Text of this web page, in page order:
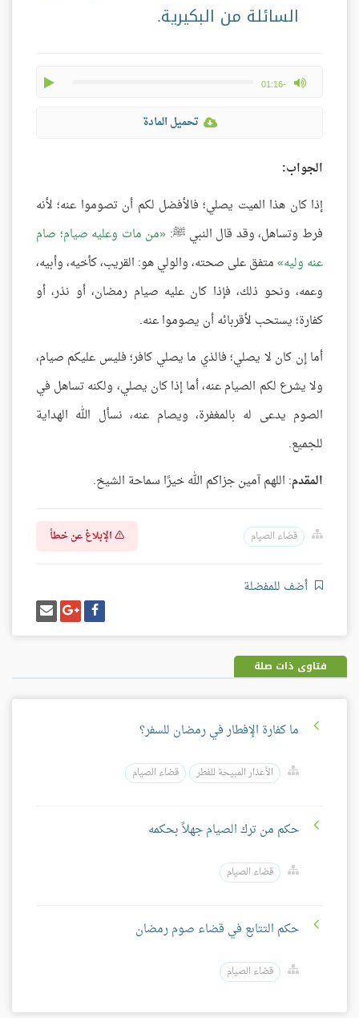
السائلة من البكيرية.
-01:16
max volume
تحميل المادة
الجواب:
إذا كان هذا الميت يصلي؛ فالأفضل لكم أن تصوموا عنه؛ لأنه
فرط وتساهل، وقد قال النبي ﷺ: من مات وعليه صيام؛ صام
عنه وليه متفق على صحته، والولي هو: القريب، كأخيه، وأبيه،
وعمه، ونحو ذلك، فإذا كان عليه صيام رمضان، أو نذر، أو
كفارة؛ يستحب لأقربائه أن يصوموا عنه.
أما إن كان لا يصلي؛ فالذي ما يصلي كافر؛ فليس عليكم صيام،
ولا يشرع لكم الصيام عنه، أما إذا كان يصلي، ولكنه تساهل في
الصوم يدعى له بالمغفرة، ويصام عنه، نسأل الله الهداية
للجميع.
المقدم: اللهم آمين جزاكم الله خيرًا سماحة الشيخ.
قضاء الصيام الإبلاغ عن خطأ
أضف للمفضلة
شارك
على
فيسبوك
شارك
على
غوغل
بلس
إرسل
إيميل
فتاوى ذات صلة
ما كفارة الإفطار في رمضان للسفر؟
الأعذار المبيحة للفطر قضاء الصيام
حكم من ترك الصيام جهلاً بحكمه
قضاء الصيام
حكم التتابع في قضاء صوم رمضان
قضاء الصيام